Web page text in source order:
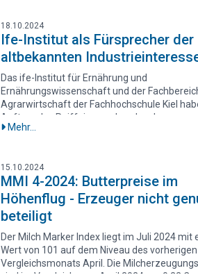
Wirtschaftsjahr 2022/2023 wieder
gab im vergangenen Jahr eine deutliche
bei den Arbeitskosten der selbstständigen
der zugrundeliegende Einkommensansatz
ist. Da die Erzeugerpreise für Biomilch im
zum Vorjahr um 8 Prozent von 60,36 Cent
Cent pro Kilogramm gesunken sind, hat sich
Kostenunterdeckung von 12 auf 19 Prozent
Milcherzeugungskosten.
18.10.2024
Ife-Institut als Fürsprecher der
altbekannten
Das ife-Institut für Ernährung und
Ernährungswissenschaft und der
Agrarwirtschaft der Fachhochschule Kiel
Auftrag des Raiffeisenverbandes das
Diskussionspapier „Analyse und Effekte von
Entsprechend industriefreundlich sind die
Ergebnisse.
Mehr...
15.10.2024
MMI 4-2024: Butterpreise im
Höhenflug - Erzeuger nicht
beteiligt
Der Milch Marker Index liegt im Juli 2024 mit
Wert von 101 auf dem Niveau des vorherigen
Vergleichsmonats April. Die